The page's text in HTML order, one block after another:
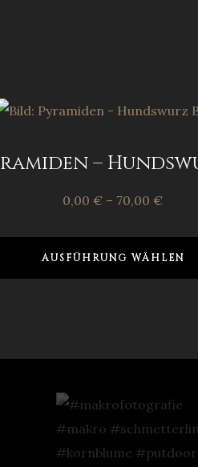
–
0,00 € – 70,00 €
AUSFÜHRUNG WÄHLEN